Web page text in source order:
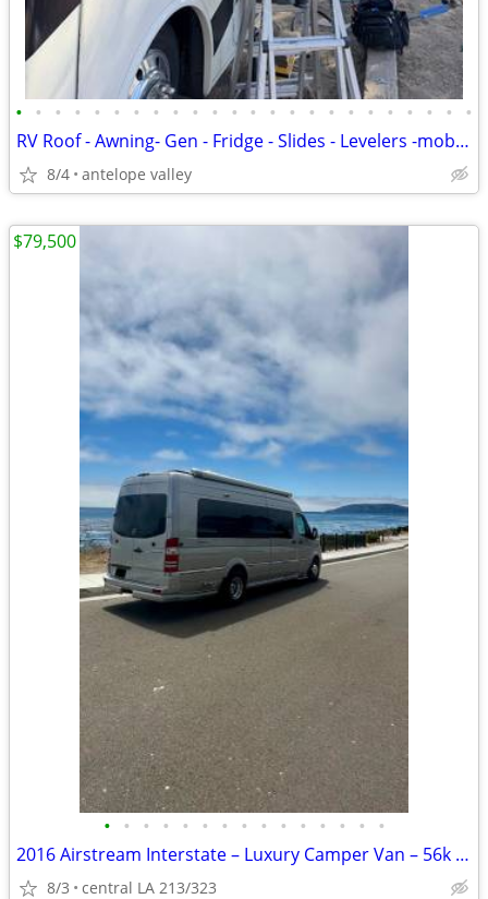
• • • • • • • • • • • • • • • • • • • • • • • •
RV Roof - Awning- Gen - Fridge - Slides - Levelers -mobile repair
8/4 antelope valley
• • • • • • • • • • • • • • •
2016 Airstream Interstate – Luxury Camper Van – 56k Miles
8/3 central LA 213/323
$79,500